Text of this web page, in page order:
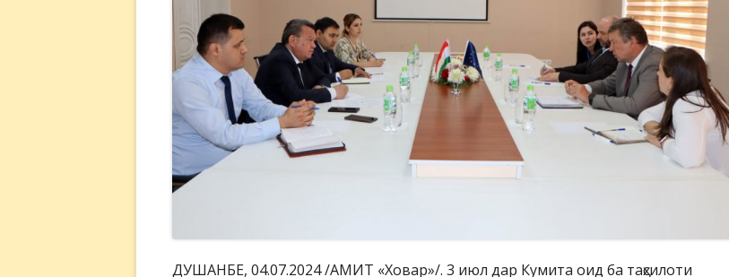
ДУШАНБЕ, 04.07.2024 /АМИТ «Ховар»/. 3 июл дар Кумита оид ба таҳсилоти